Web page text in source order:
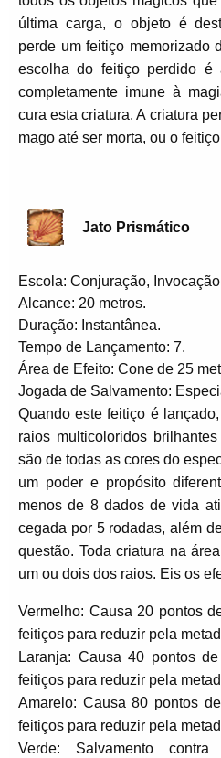
última carga, o objeto é
perde um feitiço memorizado
escolha do feitiço perdido é
completamente imune à
cura esta criatura. A criatura
mago até ser morta, ou o
Jato Prismático
Escola: Conjuração,
Alcance: 20 metros.
Duração: Instantânea.
Tempo de Lançamento: 7.
Área de Efeito: Cone de 25
Jogada de Salvamento:
Quando este feitiço é
raios multicoloridos
são de todas as cores do
um poder e propósito
menos de 8 dados de vida
cegada por 5 rodadas, além
questão. Toda criatura na
um ou dois dos raios. Eis os
Vermelho: Causa 20 pontos
feitiços para reduzir pela
Laranja: Causa 40 pontos
feitiços para reduzir pela
Amarelo: Causa 80 pontos
feitiços para reduzir pela
Verde: Salvamento